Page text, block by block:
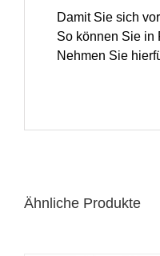
Damit Sie sich
So können Sie in
Nehmen Sie
Ähnliche Produkte